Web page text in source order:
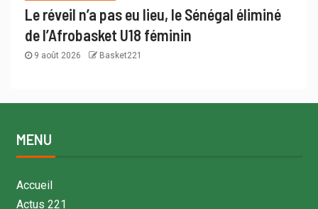
Le réveil n’a pas eu lieu, le Sénégal éliminé
de l’Afrobasket U18 féminin
9 août 2026 Basket221
MENU
Accueil
Actus 221